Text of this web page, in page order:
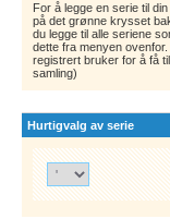
For å legge en serie til
på det grønne krysset
du legge til alle seriene
dette fra menyen
registrert bruker for å få
samling)
Hurtigvalg av serie